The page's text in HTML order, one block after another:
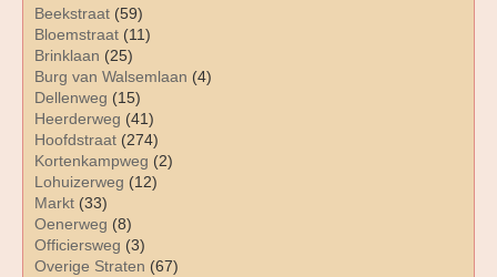
Beekstraat (59)
Bloemstraat (11)
Brinklaan (25)
Burg van Walsemlaan (4)
Dellenweg (15)
Heerderweg (41)
Hoofdstraat (274)
Kortenkampweg (2)
Lohuizerweg (12)
Markt (33)
Oenerweg (8)
Officiersweg (3)
Overige Straten (67)